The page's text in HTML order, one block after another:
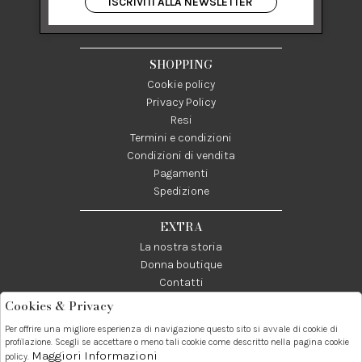
84122 Salerno Italia
P IVA 03024950655
SHOPPING
Cookie policy
Privacy Policy
Resi
Termini e condizioni
Condizioni di vendita
Pagamenti
Spedizione
EXTRA
La nostra storia
Donna boutique
Contatti
Telefono:
089237858
Whatsapp:
3338855601
Contatti:
info@donna1981.it
Cookies & Privacy
Per offrire una migliore esperienza di navigazione questo sito si avvale di cookie di
profilazione. Scegli se accettare o meno tali cookie come descritto nella pagina cookie
policy. Maggiori Informazioni